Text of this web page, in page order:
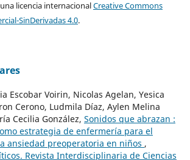
licencia internacionalCreative Commons
SinDerivadas 4.0.
Escobar Voirin, Nicolas Agelan, Yesica
Cerono, Ludmila Díaz, Aylen Melina
Cecilia González, Sonidos que abrazan :
estrategia de enfermería para el
ansiedad preoperatoria en niños ,
Revista Interdisciplinaria de Ciencias